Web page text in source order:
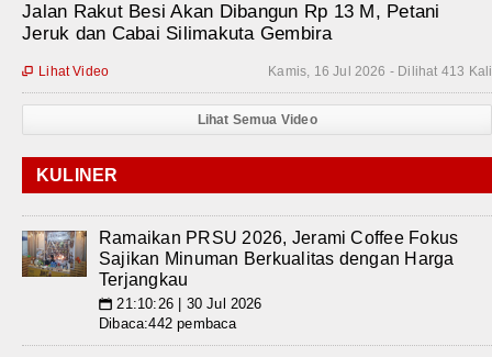
Jalan Rakut Besi Akan Dibangun Rp 13 M, Petani
Jeruk dan Cabai Silimakuta Gembira
Kamis, 16 Jul 2026 - Dilihat 413 Kali
 Lihat Video
Lihat Semua Video
KULINER
Ramaikan PRSU 2026, Jerami Coffee Fokus
Sajikan Minuman Berkualitas dengan Harga
Terjangkau
📅 21:10:26 | 30 Jul 2026
Dibaca:442 pembaca